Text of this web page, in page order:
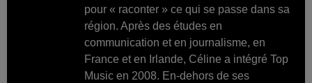
pour « raconter » ce qui se passe dans sa
région. Après des études en
communication et en journalisme, en
France et en Irlande, Céline a intégré Top
Music en 2008. En-dehors de ses